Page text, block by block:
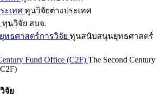
ะเทศ ทุนวิจัยต่างประเทศ
ทุนวิจัย สบจ.
ธศาสตร์การวิจัย ทุนสนับสนุนยุทธศาสตร์
Fund Office (C2F) The Second Century
จัย